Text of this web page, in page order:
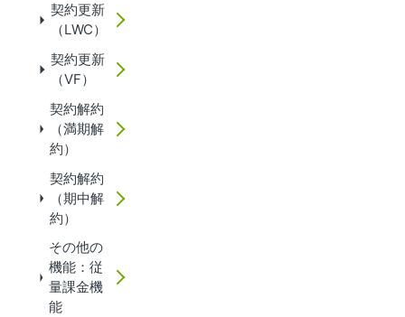
契約更新
（LWC）
契約更新
（VF）
契約解約
（満期解
約）
契約解約
（期中解
約）
その他の
機能：従
量課金機
能